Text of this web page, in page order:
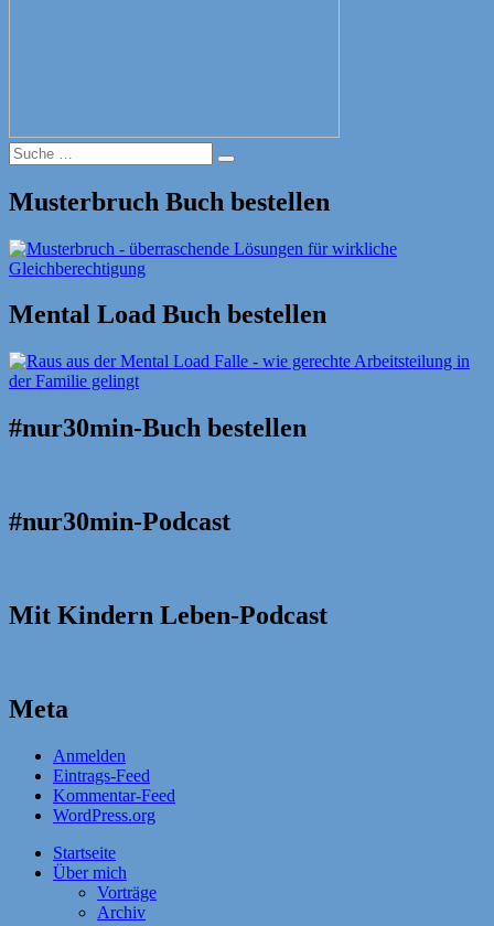
Suche
nach:
Suche
Musterbruch Buch bestellen
Mental Load Buch bestellen
#nur30min-Buch bestellen
#nur30min-Podcast
Mit Kindern Leben-Podcast
Meta
Anmelden
Eintrags-Feed
Kommentar-Feed
WordPress.org
Startseite
Über mich
Vorträge
Archiv